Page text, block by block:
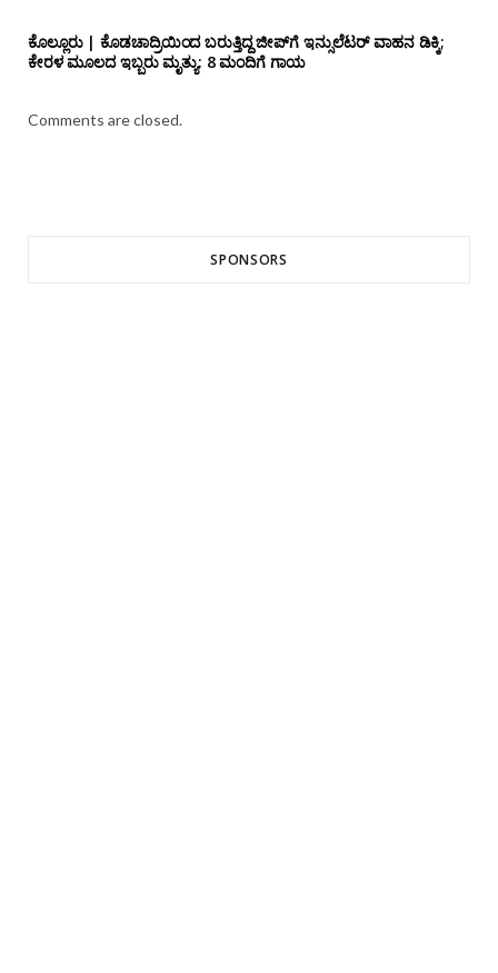
ಕೊಲ್ಲೂರು | ಕೊಡಚಾದ್ರಿಯಿಂದ ಬರುತ್ತಿದ್ದ ಜೀಪ್‌ಗೆ ಇನ್ಸುಲೆಟರ್ ವಾಹನ ಡಿಕ್ಕಿ;
ಕೇರಳ ಮೂಲದ ಇಬ್ಬರು ಮೃತ್ಯು: 8 ಮಂದಿಗೆ ಗಾಯ
Comments are closed.
SPONSORS